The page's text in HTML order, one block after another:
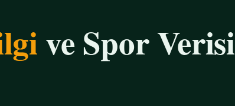
ve Spor Verisi